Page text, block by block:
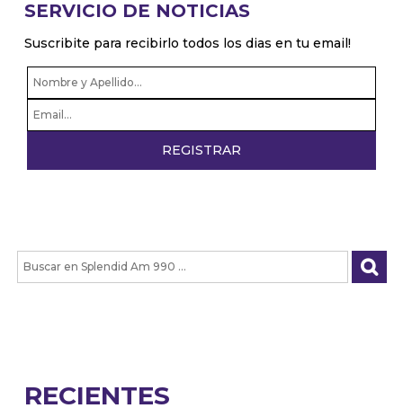
SERVICIO DE NOTICIAS
Suscribite para recibirlo todos los dias en tu email!
RECIENTES